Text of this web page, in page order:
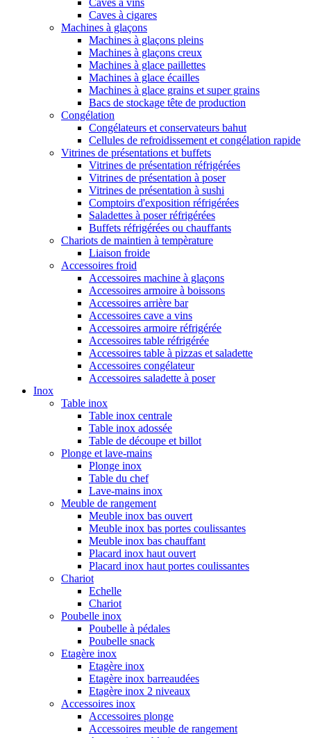
Caves à vins
Caves à cigares
Machines à glaçons
Machines à glaçons pleins
Machines à glaçons creux
Machines à glace paillettes
Machines à glace écailles
Machines à glace grains et super grains
Bacs de stockage tête de production
Congélation
Congélateurs et conservateurs bahut
Cellules de refroidissement et congélation rapide
Vitrines de présentations et buffets
Vitrines de présentation réfrigérées
Vitrines de présentation à poser
Vitrines de présentation à sushi
Comptoirs d'exposition réfrigérées
Saladettes à poser réfrigérées
Buffets réfrigérées ou chauffants
Chariots de maintien à tempèrature
Liaison froide
Accessoires froid
Accessoires machine à glaçons
Accessoires armoire à boissons
Accessoires arrière bar
Accessoires cave a vins
Accessoires armoire réfrigérée
Accessoires table réfrigérée
Accessoires table à pizzas et saladette
Accessoires congélateur
Accessoires saladette à poser
Inox
Table inox
Table inox centrale
Table inox adossée
Table de découpe et billot
Plonge et lave-mains
Plonge inox
Table du chef
Lave-mains inox
Meuble de rangement
Meuble inox bas ouvert
Meuble inox bas portes coulissantes
Meuble inox bas chauffant
Placard inox haut ouvert
Placard inox haut portes coulissantes
Chariot
Echelle
Chariot
Poubelle inox
Poubelle à pédales
Poubelle snack
Etagère inox
Etagère inox
Etagère inox barreaudées
Etagère inox 2 niveaux
Accessoires inox
Accessoires plonge
Accessoires meuble de rangement